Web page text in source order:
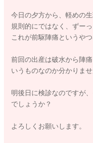
今日の夕方から、軽めの
規則的にではなく、ずー
これが前駆陣痛というや
前回の出産は破水から陣
いうものなのか分かりませ
明後日に検診なのですが
でしょうか？
よろしくお願いします。